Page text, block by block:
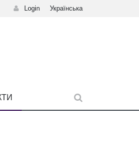
Login Українська